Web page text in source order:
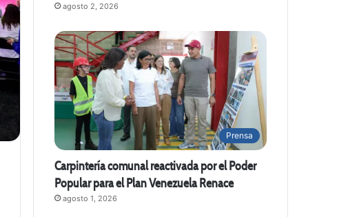
agosto 2, 2026
Prensa
Carpintería comunal reactivada por el Poder
Popular para el Plan Venezuela Renace
agosto 1, 2026